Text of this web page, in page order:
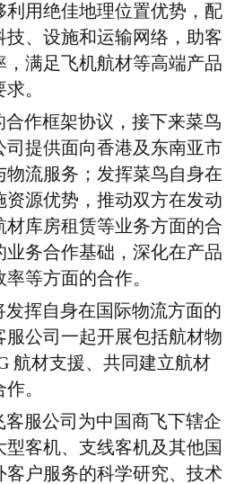
利用绝佳地理位置优势，配
、设施和运输网络，助客
，满足飞机航材等高端产品
。
合作框架协议 ，接下来菜鸟
司提供面向香港及东南亚市
流服务； 发挥菜鸟自身在
源优势， 推动双方在发动
库房租赁等业务方面的合
务合作基础，深化在产品
等方面的合作。
发挥自身在国际物流方面的
服公司 一起开展包括航材物
航材支援、共同建立航材
作。
客服公司为中国商飞下辖企
型客机、支线客机及其他国
客户服务的科学研究、技术